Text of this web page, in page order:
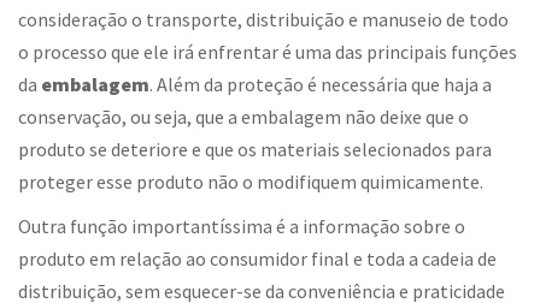
consideração o transporte, distribuição e manuseio de todo
o processo que ele irá enfrentar é uma das principais funções
da embalagem. Além da proteção é necessária que haja a
conservação, ou seja, que a embalagem não deixe que o
produto se deteriore e que os materiais selecionados para
proteger esse produto não o modifiquem quimicamente.
Outra função importantíssima é a informação sobre o
produto em relação ao consumidor final e toda a cadeia de
distribuição, sem esquecer-se da conveniência e praticidade